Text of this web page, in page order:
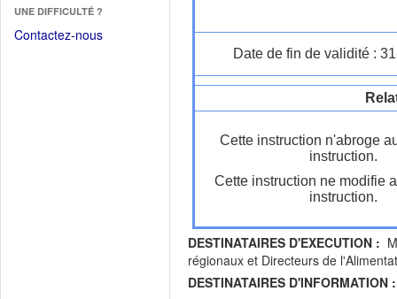
fenêtre)
une
nouvelle
UNE DIFFICULTÉ ?
Contactez-nous
Date de fin de validité :
Cette instruction n'abroge
instruction.
Cette instruction ne modifie
instruction.
DESTINATAIRES D'EXECUTION :
régionaux et Directeurs de
DESTINATAIRES D'INFORMATION :